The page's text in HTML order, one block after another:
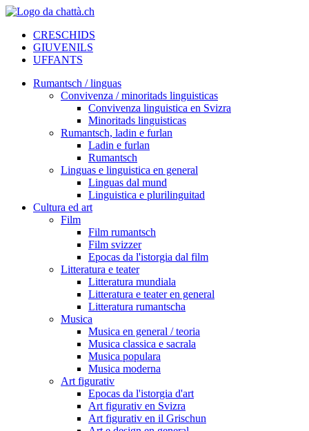
CRESCHIDS
GIUVENILS
UFFANTS
Rumantsch / linguas
Convivenza / minoritads linguisticas
Convivenza linguistica en Svizra
Minoritads linguisticas
Rumantsch, ladin e furlan
Ladin e furlan
Rumantsch
Linguas e linguistica en general
Linguas dal mund
Linguistica e plurilinguitad
Cultura ed art
Film
Film rumantsch
Film svizzer
Epocas da l'istorgia dal film
Litteratura e teater
Litteratura mundiala
Litteratura e teater en general
Litteratura rumantscha
Musica
Musica en general / teoria
Musica classica e sacrala
Musica populara
Musica moderna
Art figurativ
Epocas da l'istorgia d'art
Art figurativ en Svizra
Art figurativ en il Grischun